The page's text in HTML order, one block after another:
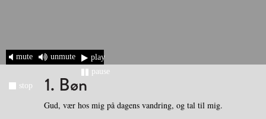
mute unmute
play
pause
stop
1. Bøn
Gud, vær hos mig på dagens vandring, og tal til mig.